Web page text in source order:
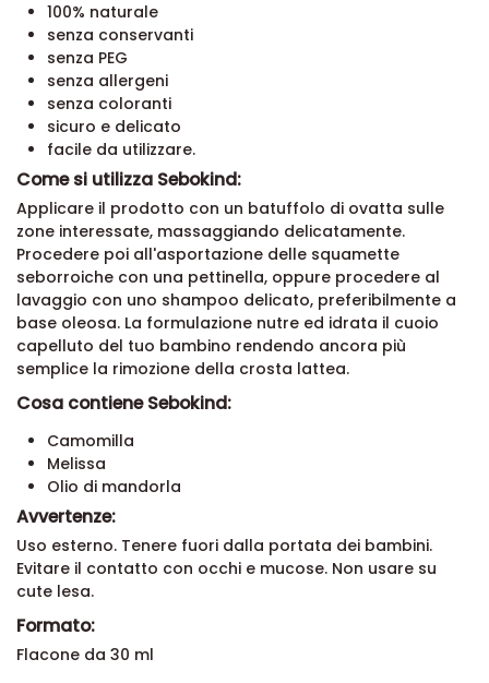
100% naturale
senza conservanti
senza PEG
senza allergeni
senza coloranti
sicuro e delicato
facile da utilizzare.
Come si utilizza Sebokind:
Applicare il prodotto con un batuffolo di ovatta sulle
zone interessate, massaggiando delicatamente.
Procedere poi all'asportazione delle squamette
seborroiche con una pettinella, oppure procedere al
lavaggio con uno shampoo delicato, preferibilmente a
base oleosa. La formulazione nutre ed idrata il cuoio
capelluto del tuo bambino rendendo ancora più
semplice la rimozione della crosta lattea.
Cosa contiene Sebokind:
Camomilla
Melissa
Olio di mandorla
Avvertenze:
Uso esterno. Tenere fuori dalla portata dei bambini.
Evitare il contatto con occhi e mucose. Non usare su
cute lesa.
Formato:
Flacone da 30 ml